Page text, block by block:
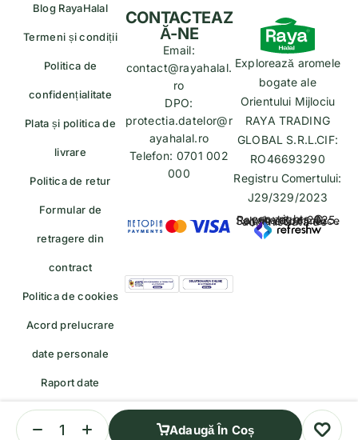
Adaugă În Coș
Blog RayaHalal
Termeni și condiții
Politica de
confidențialitate
Plata și politica de
livrare
Politica de retur
Formular de
retragere din
contract
Politica de cookies
Acord prelucrare
date personale
Raport date
personale
Explorează aromele
bogate ale
Orientului Mijlociu
RAYA TRADING
GLOBAL S.R.L.CIF:
RO46693290
Registru Comertului:
J29/329/2023
copyrights © Rayahalal.ro 2025. Soluție eCommerce administrată de
CONTACTEAZ
Ă-NE
Email:
contact@rayahalal.
ro
DPO:
protectia.datelor@r
ayahalal.ro
Telefon: 0701 002
000